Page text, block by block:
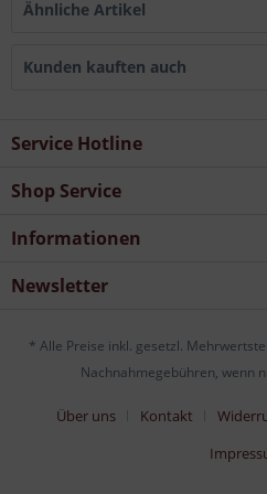
Ähnliche Artikel
Kunden kauften auch
Service Hotline
Shop Service
Informationen
Newsletter
* Alle Preise inkl. gesetzl.
Nachnahmegebühren, wenn
Über uns Kontakt